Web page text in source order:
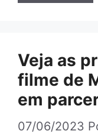
Veja as
filme de
em
07/06/2023